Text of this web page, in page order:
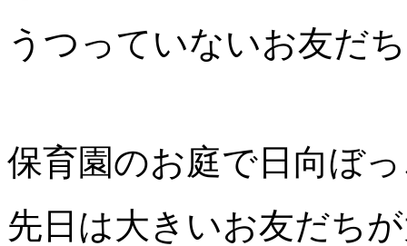
うつっていないお友だ
保育園のお庭で日向ぼ
先日は大きいお友だち